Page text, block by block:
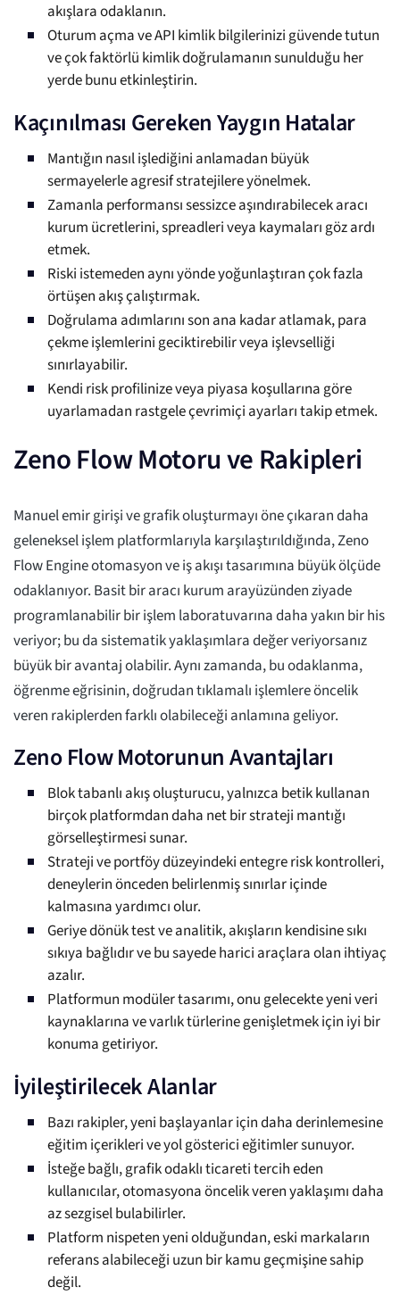
akışlara odaklanın.
Oturum açma ve API kimlik bilgilerinizi güvende tutun
ve çok faktörlü kimlik doğrulamanın sunulduğu her
yerde bunu etkinleştirin.
Kaçınılması Gereken Yaygın Hatalar
Mantığın nasıl işlediğini anlamadan büyük
sermayelerle agresif stratejilere yönelmek.
Zamanla performansı sessizce aşındırabilecek aracı
kurum ücretlerini, spreadleri veya kaymaları göz ardı
etmek.
Riski istemeden aynı yönde yoğunlaştıran çok fazla
örtüşen akış çalıştırmak.
Doğrulama adımlarını son ana kadar atlamak, para
çekme işlemlerini geciktirebilir veya işlevselliği
sınırlayabilir.
Kendi risk profilinize veya piyasa koşullarına göre
uyarlamadan rastgele çevrimiçi ayarları takip etmek.
Zeno Flow Motoru ve Rakipleri
Manuel emir girişi ve grafik oluşturmayı öne çıkaran daha
geleneksel işlem platformlarıyla karşılaştırıldığında, Zeno
Flow Engine otomasyon ve iş akışı tasarımına büyük ölçüde
odaklanıyor. Basit bir aracı kurum arayüzünden ziyade
programlanabilir bir işlem laboratuvarına daha yakın bir his
veriyor; bu da sistematik yaklaşımlara değer veriyorsanız
büyük bir avantaj olabilir. Aynı zamanda, bu odaklanma,
öğrenme eğrisinin, doğrudan tıklamalı işlemlere öncelik
veren rakiplerden farklı olabileceği anlamına geliyor.
Zeno Flow Motorunun Avantajları
Blok tabanlı akış oluşturucu, yalnızca betik kullanan
birçok platformdan daha net bir strateji mantığı
görselleştirmesi sunar.
Strateji ve portföy düzeyindeki entegre risk kontrolleri,
deneylerin önceden belirlenmiş sınırlar içinde
kalmasına yardımcı olur.
Geriye dönük test ve analitik, akışların kendisine sıkı
sıkıya bağlıdır ve bu sayede harici araçlara olan ihtiyaç
azalır.
Platformun modüler tasarımı, onu gelecekte yeni veri
kaynaklarına ve varlık türlerine genişletmek için iyi bir
konuma getiriyor.
İyileştirilecek Alanlar
Bazı rakipler, yeni başlayanlar için daha derinlemesine
eğitim içerikleri ve yol gösterici eğitimler sunuyor.
İsteğe bağlı, grafik odaklı ticareti tercih eden
kullanıcılar, otomasyona öncelik veren yaklaşımı daha
az sezgisel bulabilirler.
Platform nispeten yeni olduğundan, eski markaların
referans alabileceği uzun bir kamu geçmişine sahip
değil.